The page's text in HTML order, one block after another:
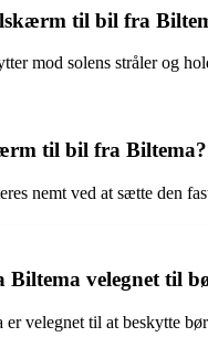
til bil fra
mod solens stråler og
til bil fra Biltema?
nemt ved at sætte den
velegnet til
velegnet til at beskytte